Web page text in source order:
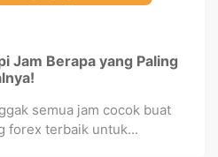
Jam Berapa yang Paling
semua jam cocok buat
forex terbaik untuk...